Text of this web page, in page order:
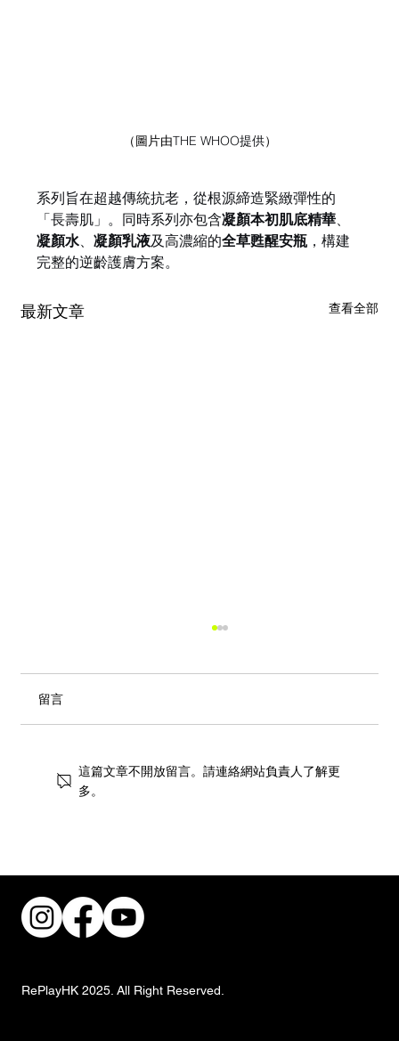
（圖片由THE WHOO提供）
系列旨在超越傳統抗老，從根源締造緊緻彈性的
「長壽肌」。同時系列亦包含凝顏本初肌底精華、
凝顏水、 凝顏乳液及高濃縮的全草甦醒安瓶，構建
完整的逆齡護膚方案。
最新文章 查看全部
留言
這篇文章不開放留言。請連絡網站負責人了解更
多。
RePlayHK 2025. All Right Reserved.